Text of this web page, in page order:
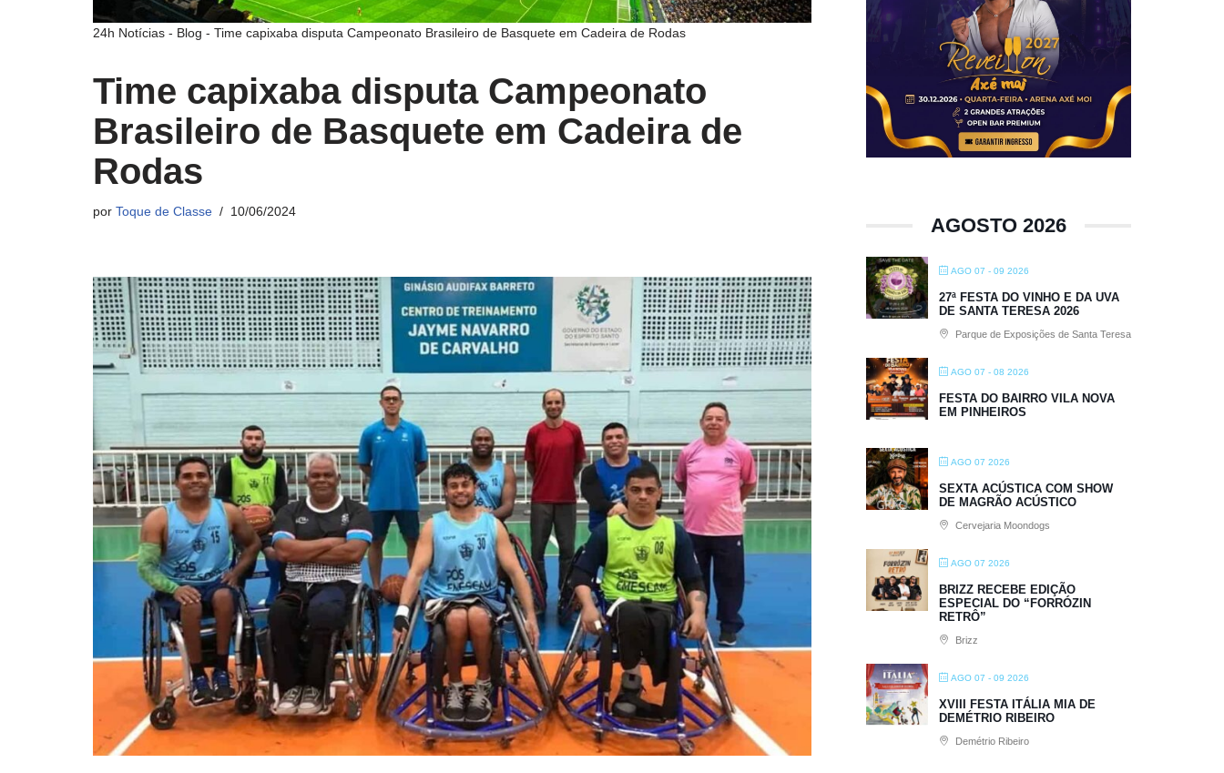
24h Notícias - Blog - Time capixaba disputa Campeonato Brasileiro de Basquete em Cadeira de Rodas
Time capixaba disputa Campeonato
Brasileiro de Basquete em Cadeira de
Rodas
por Toque de Classe 10/06/2024
AGOSTO 2026
AGO 07 - 09 2026
27ª FESTA DO VINHO E DA UVA
DE SANTA TERESA 2026
Parque de Exposições de Santa Teresa
AGO 07 - 08 2026
FESTA DO BAIRRO VILA NOVA
EM PINHEIROS
AGO 07 2026
SEXTA ACÚSTICA COM SHOW
DE MAGRÃO ACÚSTICO
Cervejaria Moondogs
AGO 07 2026
BRIZZ RECEBE EDIÇÃO
ESPECIAL DO “FORRÓZIN
RETRÔ”
Brizz
AGO 07 - 09 2026
XVIII FESTA ITÁLIA MIA DE
DEMÉTRIO RIBEIRO
Demétrio Ribeiro